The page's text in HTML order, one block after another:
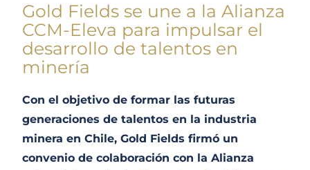
Gold Fields se une a la Alianza
CCM-Eleva para impulsar el
desarrollo de talentos en
minería
Con el objetivo de formar las futuras
generaciones de talentos en la industria
minera en Chile, Gold Fields firmó un
convenio de colaboración con la Alianza